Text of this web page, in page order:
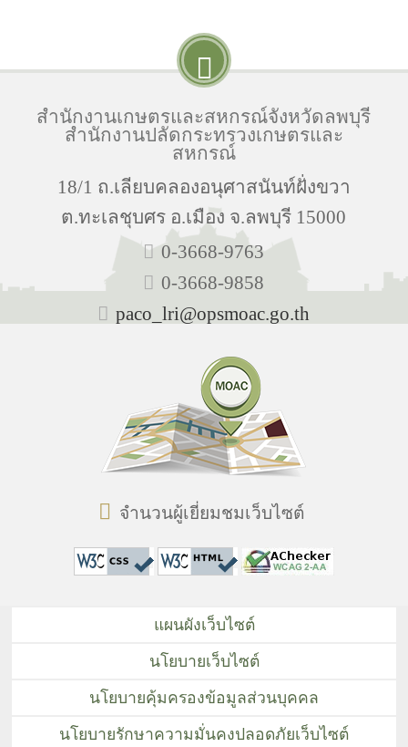
สำนักงานเกษตรและสหกรณ์จังหวัดลพบุรี
สำนักงานปลัดกระทรวงเกษตรและ
สหกรณ์
18/1 ถ.เลียบคลองอนุศาสนันท์ฝั่งขวา
ต.ทะเลชุบศร อ.เมือง จ.ลพบุรี 15000
0-3668-9763
0-3668-9858
paco_lri@opsmoac.go.th
จำนวนผู้เยี่ยมชมเว็บไซต์
แผนผังเว็บไซต์
นโยบายเว็บไซต์
นโยบายคุ้มครองข้อมูลส่วนบุคคล
นโยบายรักษาความมั่นคงปลอดภัยเว็บไซต์